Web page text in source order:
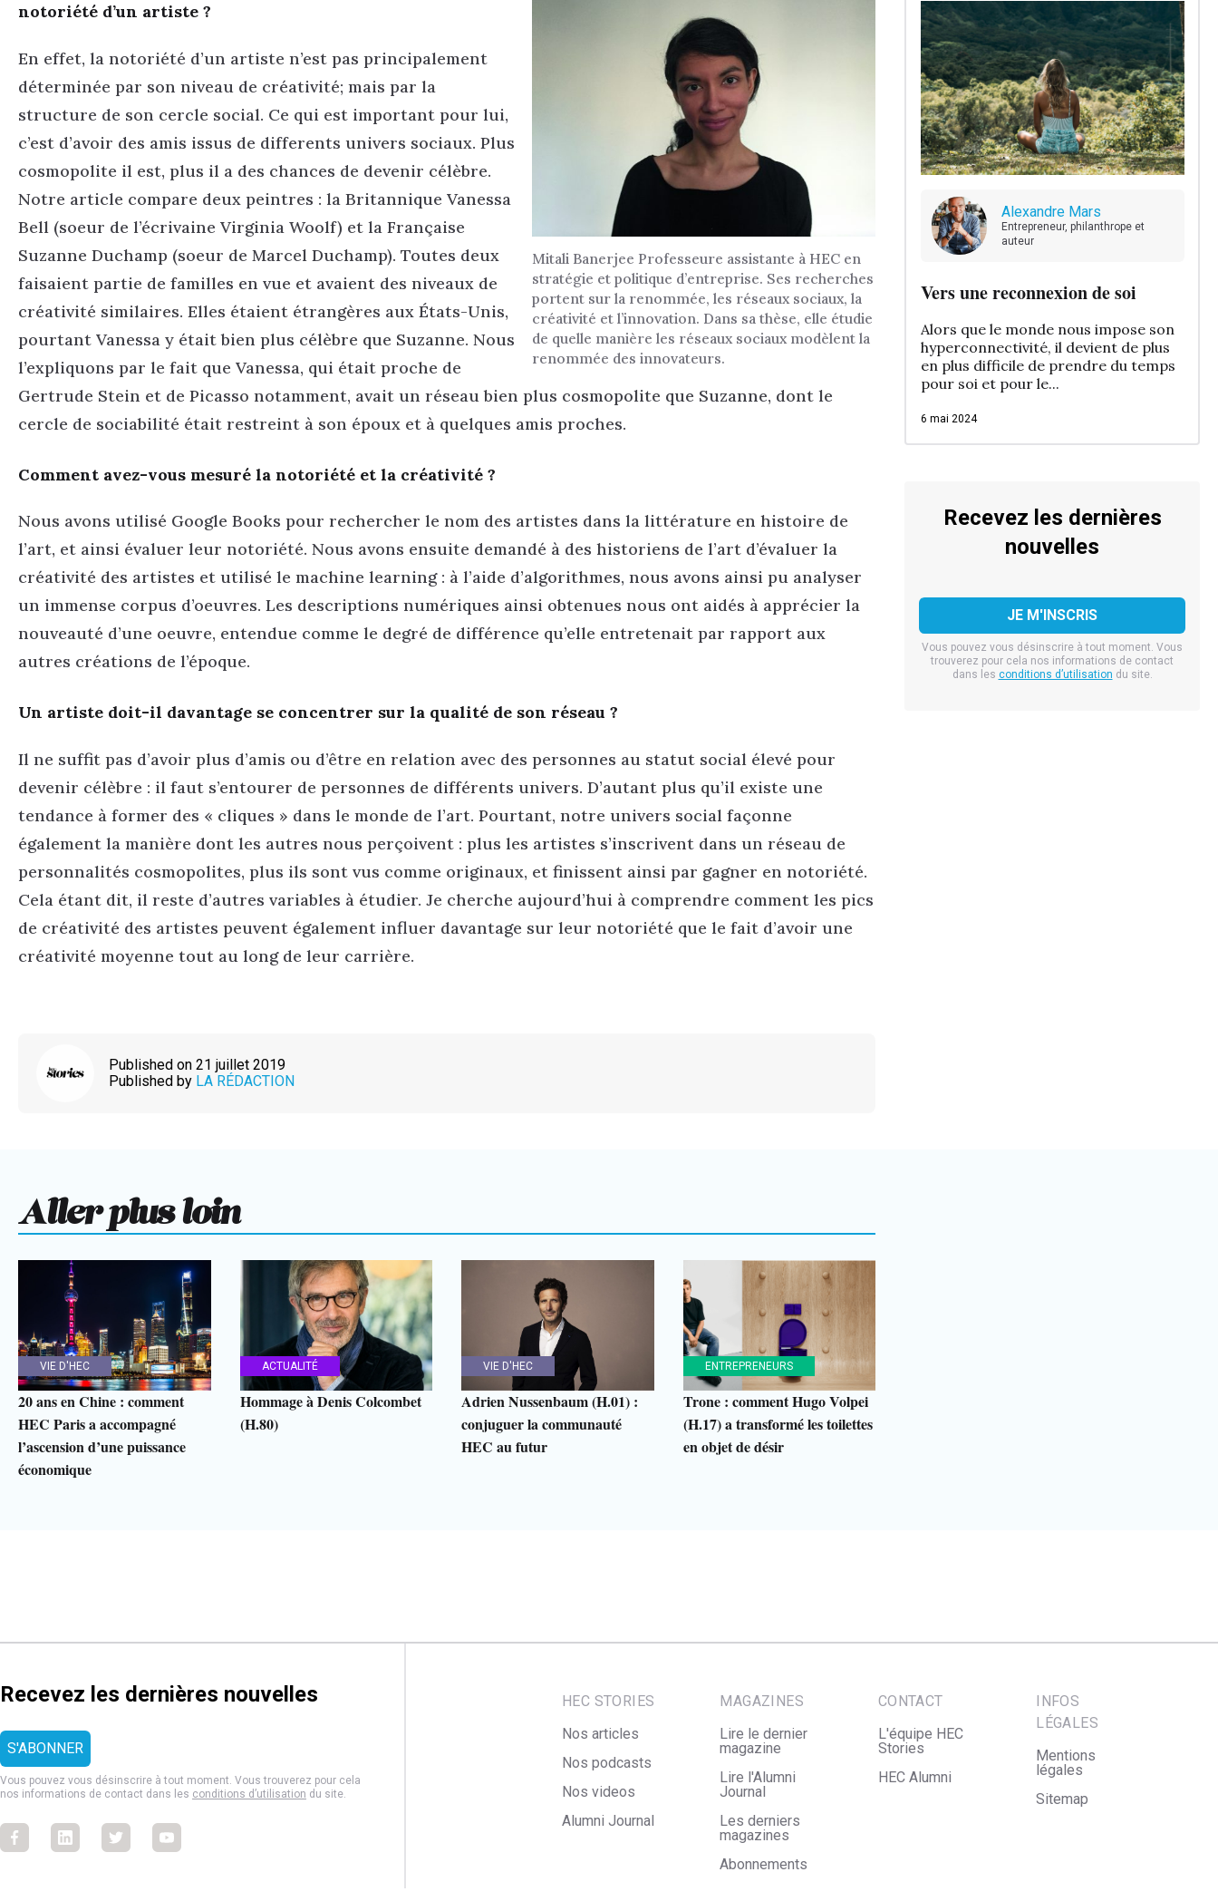
Mitali Banerjee Professeure assistante à HEC en
stratégie et politique d’entreprise. Ses recherches
portent sur la renommée, les réseaux sociaux, la
créativité et l’innovation. Dans sa thèse, elle étudie
de quelle manière les réseaux sociaux modèlent la
renommée des innovateurs.
notoriété d’un artiste ?
En effet, la notoriété d’un artiste n’est pas principalement
déterminée par son niveau de créativité; mais par la
structure de son cercle social. Ce qui est important pour lui,
c’est d’avoir des amis issus de differents univers sociaux. Plus
cosmopolite il est, plus il a des chances de devenir célèbre.
Notre article compare deux peintres : la Britannique Vanessa
Bell (soeur de l’écrivaine Virginia Woolf) et la Française
Suzanne Duchamp (soeur de Marcel Duchamp). Toutes deux
faisaient partie de familles en vue et avaient des niveaux de
créativité similaires. Elles étaient étrangères aux États-Unis,
pourtant Vanessa y était bien plus célèbre que Suzanne. Nous
l’expliquons par le fait que Vanessa, qui était proche de
Gertrude Stein et de Picasso notamment, avait un réseau bien plus cosmopolite que Suzanne, dont le
cercle de sociabilité était restreint à son époux et à quelques amis proches.
Comment avez-vous mesuré la notoriété et la créativité ?
Nous avons utilisé Google Books pour rechercher le nom des artistes dans la littérature en histoire de
l’art, et ainsi évaluer leur notoriété. Nous avons ensuite demandé à des historiens de l’art d’évaluer la
créativité des artistes et utilisé le machine learning : à l’aide d’algorithmes, nous avons ainsi pu analyser
un immense corpus d’oeuvres. Les descriptions numériques ainsi obtenues nous ont aidés à apprécier la
nouveauté d’une oeuvre, entendue comme le degré de différence qu’elle entretenait par rapport aux
autres créations de l’époque.
Un artiste doit-il davantage se concentrer sur la qualité de son réseau ?
Il ne suffit pas d’avoir plus d’amis ou d’être en relation avec des personnes au statut social élevé pour
devenir célèbre : il faut s’entourer de personnes de différents univers. D’autant plus qu’il existe une
tendance à former des « cliques » dans le monde de l’art. Pourtant, notre univers social façonne
également la manière dont les autres nous perçoivent : plus les artistes s’inscrivent dans un réseau de
personnalités cosmopolites, plus ils sont vus comme originaux, et finissent ainsi par gagner en notoriété.
Cela étant dit, il reste d’autres variables à étudier. Je cherche aujourd’hui à comprendre comment les pics
de créativité des artistes peuvent également influer davantage sur leur notoriété que le fait d’avoir une
créativité moyenne tout au long de leur carrière.
Published on 21 juillet 2019
Published by LA RÉDACTION
Aller plus loin
VIE D'HEC
20 ans en Chine : comment
HEC Paris a accompagné
l’ascension d’une puissance
économique
ACTUALITÉ
Hommage à Denis Colcombet
(H.80)
VIE D'HEC
Adrien Nussenbaum (H.01) :
conjuguer la communauté
HEC au futur
ENTREPRENEURS
Trone : comment Hugo Volpei
(H.17) a transformé les toilettes
en objet de désir
Alexandre Mars
Entrepreneur, philanthrope et
auteur
Vers une reconnexion de soi
Alors que le monde nous impose son
hyperconnectivité, il devient de plus
en plus difficile de prendre du temps
pour soi et pour le...
6 mai 2024
Recevez les dernières
nouvelles
Vous pouvez vous désinscrire à tout moment. Vous
trouverez pour cela nos informations de contact
dans les conditions d’utilisation du site.
Recevez les dernières nouvelles
Vous pouvez vous désinscrire à tout moment. Vous trouverez pour cela
nos informations de contact dans les conditions d’utilisation du site.
FacebookFacebookFacebookFacebook
HEC STORIES
Nos articles
Nos podcasts
Nos videos
Alumni Journal
MAGAZINES
Lire le dernier
magazine
Lire l'Alumni
Journal
Les derniers
magazines
Abonnements
CONTACT
L'équipe HEC
Stories
HEC Alumni
INFOS
LÉGALES
Mentions
légales
Sitemap